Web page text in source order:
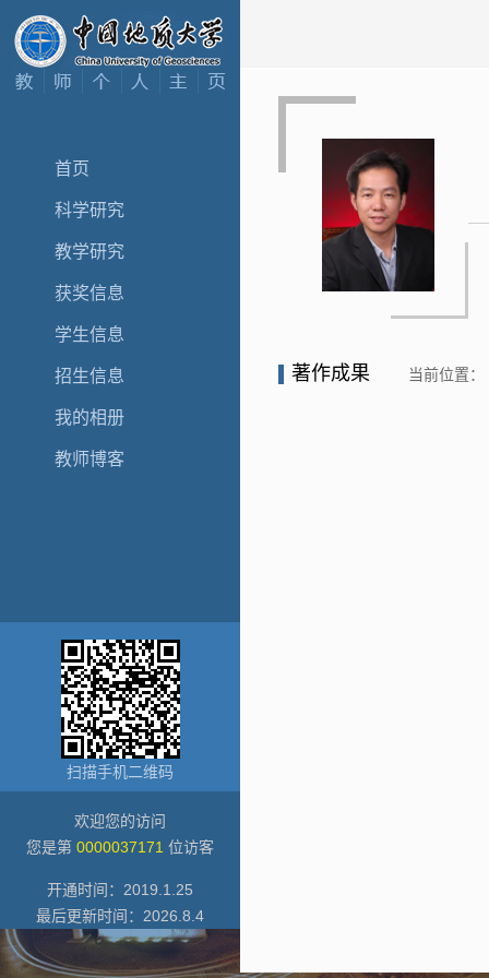
首页
科学研究
教学研究
获奖信息
学生信息
招生信息
我的相册
教师博客
扫描手机二维码
欢迎您的访问
您是第 0000037171 位访客
开通时间： 2019 1 25
最后更新时间： 2026 8 4
著作成果 当前位置：